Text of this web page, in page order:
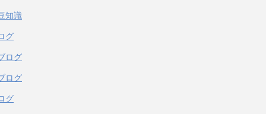
知識
グ
ログ
ログ
グ